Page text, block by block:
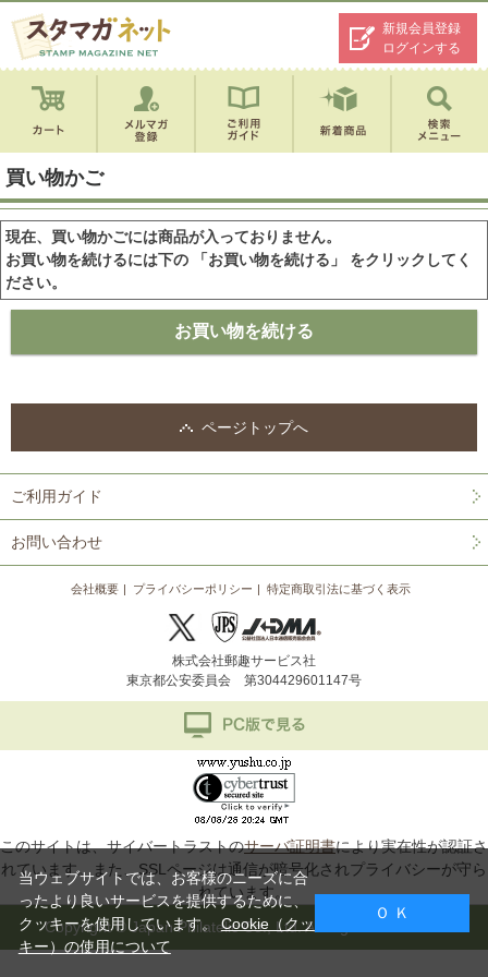
新規会員登録
ログインする
買い物かご
現在、買い物かごには商品が入っておりません。
お買い物を続けるには下の 「お買い物を続ける」 をクリックしてく
ださい。
ページトップへ
ご利用ガイド
お問い合わせ
会社概要 プライバシーポリシー 特定商取引法に基づく表示
株式会社郵趣サービス社
東京都公安委員会 第304429601147号
このサイトは、サイバートラストのサーバ証明書により実在性が認証さ
れています。また、SSLページは通信が暗号化されプライバシーが守ら
れています。
Copyright © Japan Philatelic Co., Ltd. All Rights Reserved.
当ウェブサイトでは、お客様のニーズに合
ったより良いサービスを提供するために、
クッキーを使用しています。Cookie（クッ
キー）の使用について
Ｏ Ｋ